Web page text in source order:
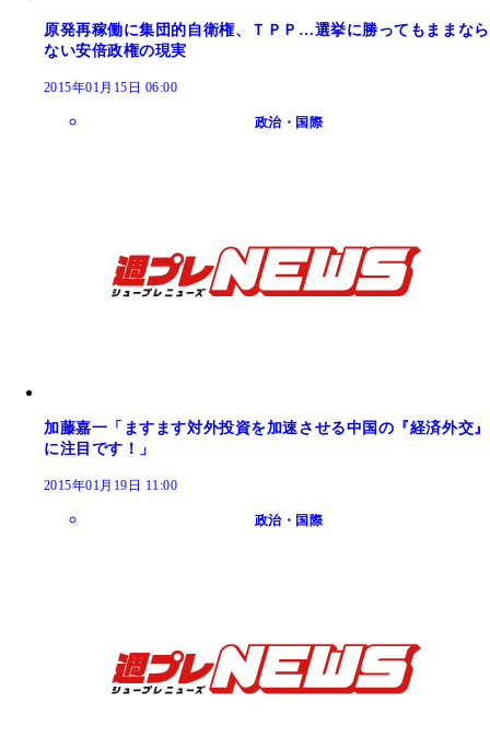
原発再稼働に集団的自衛権、ＴＰＰ…選挙に勝ってもままなら
ない安倍政権の現実
2015年01月15日 06:00
政治・国際
加藤嘉一「ますます対外投資を加速させる中国の『経済外交』
に注目です！」
2015年01月19日 11:00
政治・国際